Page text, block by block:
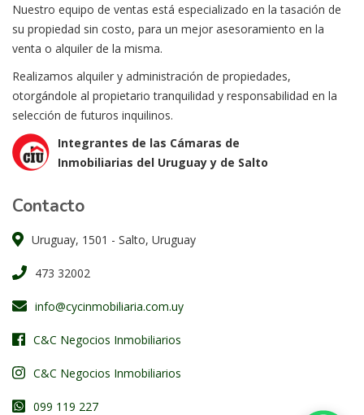
Nuestro equipo de ventas está especializado en la tasación de
su propiedad sin costo, para un mejor asesoramiento en la
venta o alquiler de la misma.
Realizamos alquiler y administración de propiedades,
otorgándole al propietario tranquilidad y responsabilidad en la
selección de futuros inquilinos.
Integrantes de las Cámaras de
Inmobiliarias del Uruguay y de Salto
Contacto
Uruguay, 1501 - Salto, Uruguay
473 32002
info@cycinmobiliaria.com.uy
C&C Negocios Inmobiliarios
C&C Negocios Inmobiliarios
099 119 227